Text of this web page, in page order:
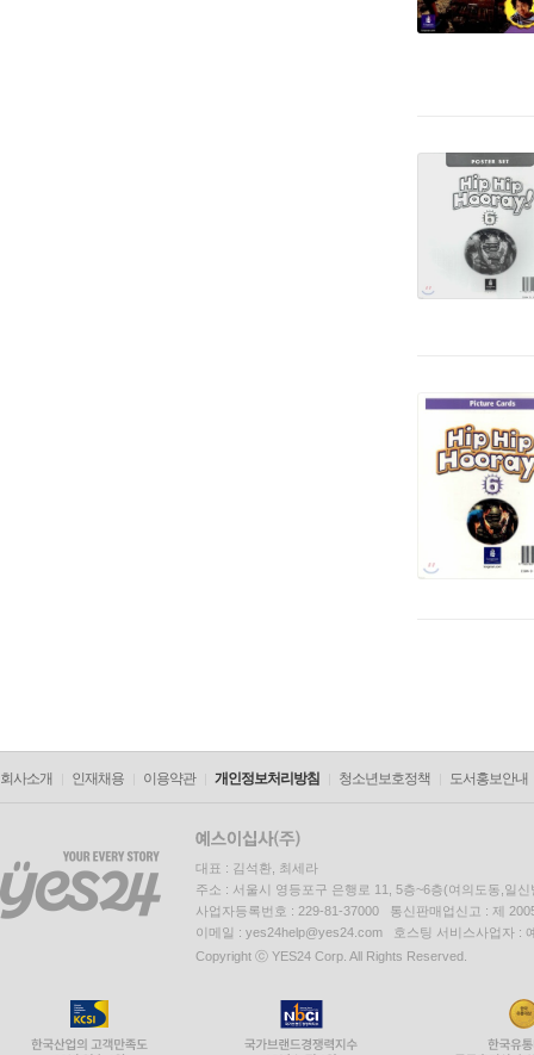
회사소개 인재채용 이용약관 개인정보처리방침 청소년보호정책 도서홍보안내
대표 : 김석환, 최세라
주소 : 서울시 영등포구 은행로 11, 5층~6층(여의도동,일신
사업자등록번호 : 229-81-37000 통신판매업신고 : 제
이메일 : yes24help@yes24.com 호스팅 서비스사업자 :
Copyright ⓒ YES24 Corp. All Rights Reserved.